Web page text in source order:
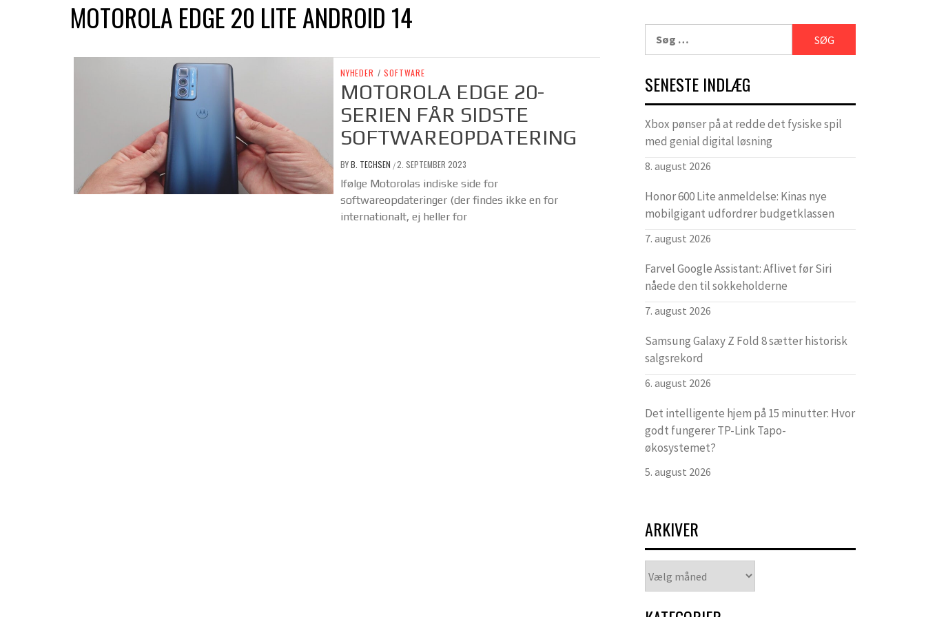
MOTOROLA EDGE 20 LITE ANDROID 14
NYHEDER / SOFTWARE
MOTOROLA EDGE 20-
SERIEN FÅR SIDSTE
SOFTWAREOPDATERING
BYB. TECHSEN /2. SEPTEMBER 2023
Ifølge Motorolas indiske side for
softwareopdateringer (der findes ikke en for
internationalt, ej heller for
efter:
SENESTE INDLÆG
Xbox pønser på at redde det fysiske spil
med genial digital løsning
8. august 2026
Honor 600 Lite anmeldelse: Kinas nye
mobilgigant udfordrer budgetklassen
7. august 2026
Farvel Google Assistant: Aflivet før Siri
nåede den til sokkeholderne
7. august 2026
Samsung Galaxy Z Fold 8 sætter historisk
salgsrekord
6. august 2026
Det intelligente hjem på 15 minutter: Hvor
godt fungerer TP-Link Tapo-
økosystemet?
5. august 2026
ARKIVER